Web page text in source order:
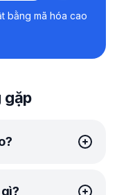
bằng mã hóa cao
gặp
hàng đầu của